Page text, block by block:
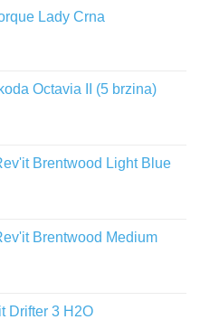
Lady Crna
Octavia II (5 brzina)
Brentwood Light Blue
Brentwood Medium
Drifter 3 H2O